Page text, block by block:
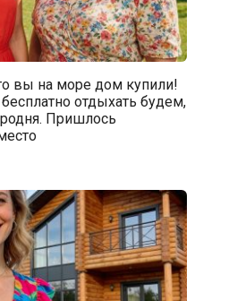
вы на море дом купили!
отдыхать будем,
Пришлось